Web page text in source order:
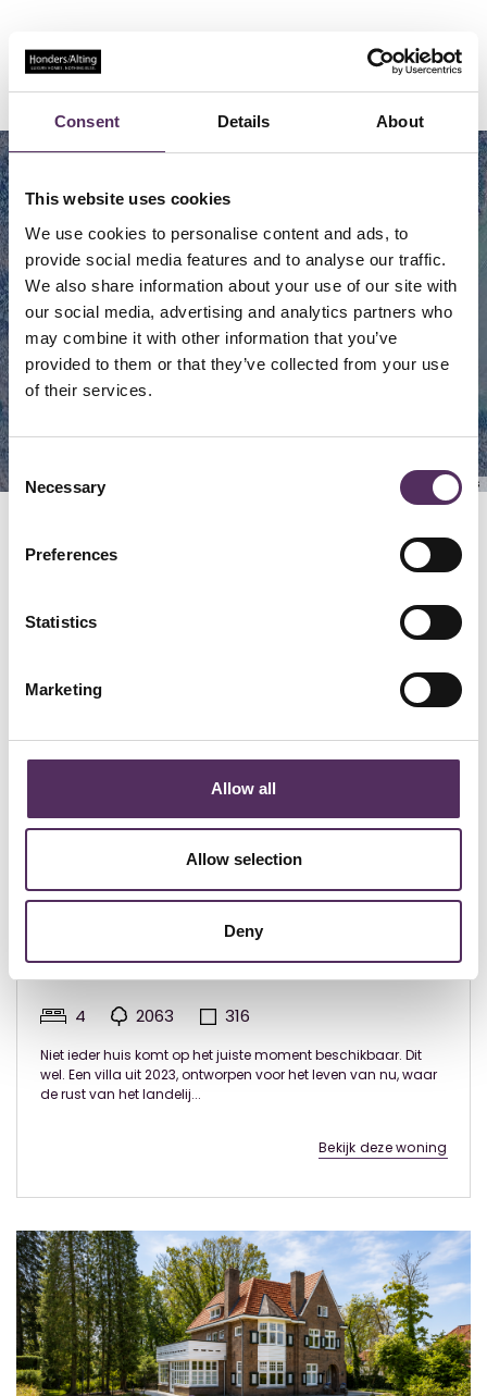
Consent Details About
This website uses cookies
We use cookies to personalise content and ads, to
provide social media features and to analyse our traffic.
We also share information about your use of our site with
our social media, advertising and analytics partners who
may combine it with other information that you’ve
provided to them or that they’ve collected from your use
of their services.
Selection
Necessary
Preferences
Statistics
Marketing
Allow all
Allow selection
Deny
Locatie
Image may be subject to copyright Terms
GERELATEERD
Bekijk deze woningen ook eens.
Pandelaar 14 Gemert
4 2063 316
Niet ieder huis komt op het juiste moment beschikbaar. Dit
wel. Een villa uit 2023, ontworpen voor het leven van nu, waar
de rust van het landelij...
Bekijk deze woning